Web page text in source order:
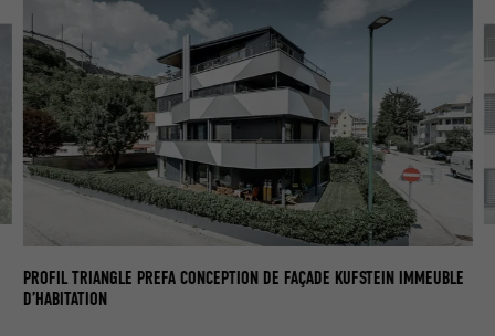
PROFIL TRIANGLE PREFA CONCEPTION DE FAÇADE KUFSTEIN IMMEUBLE
D’HABITATION